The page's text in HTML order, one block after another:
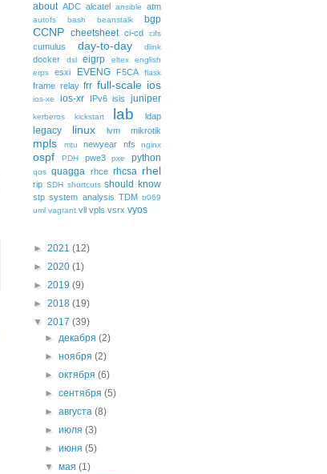
about ADC alcatel ansible atm
autofs bash beanstalk bgp
CCNP cheetsheet ci-cd cifs
cumulus day-to-day dlink
docker dsl eigrp eltex
english
erps
esxi EVENG F5CA flask
frame relay frr full-scale ios
ios-xe ios-xr IPv6 isis juniper
kerberos kickstart lab ldap
legacy linux lvm mikrotik
mpls mtu newyear nfs nginx
ospf PDH pwe3 pxe python
qos quagga rhce rhcsa rhel
rip SDH shortcuts should know
stp system analysis TDM tr069
uml vagrant vll vpls vsrx vyos
► 2021 (12)
► 2020 (1)
► 2019 (9)
► 2018 (19)
▼ 2017 (39)
►декабря(2)
►ноября(2)
►октября(6)
►сентября(5)
►августа(8)
►июля(3)
►июня(5)
▼мая(1)